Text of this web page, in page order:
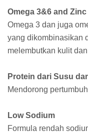
Omega 3&6 and Zinc
Omega 3 dan juga
yang dikombinasikan
melembutkan kulit
Protein dari Susu
Mendorong
Low Sodium
Formula rendah